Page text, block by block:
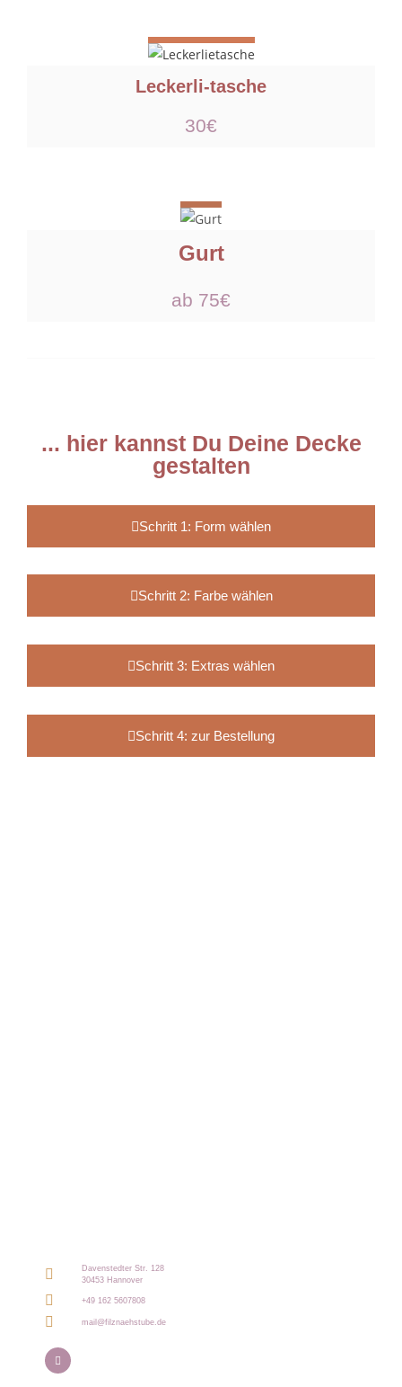
Leckerli-tasche
30€
Gurt
ab 75€
... hier kannst Du Deine Decke
gestalten
Schritt 1: Form wählen
Schritt 2: Farbe wählen
Schritt 3: Extras wählen
Schritt 4: zur Bestellung
Davenstedter Str. 128
30453 Hannover
+49 162 5607808
mail@filznaehstube.de